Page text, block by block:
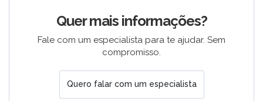
Quer mais informações?
Fale com um especialista para te ajudar. Sem
compromisso.
Quero falar com um especialista